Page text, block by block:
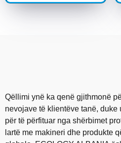
Qëllimi ynë ka qenë gjithmonë
nevojave të klientëve tanë, duke
për të përfituar nga shërbimet
lartë me makineri dhe produkte